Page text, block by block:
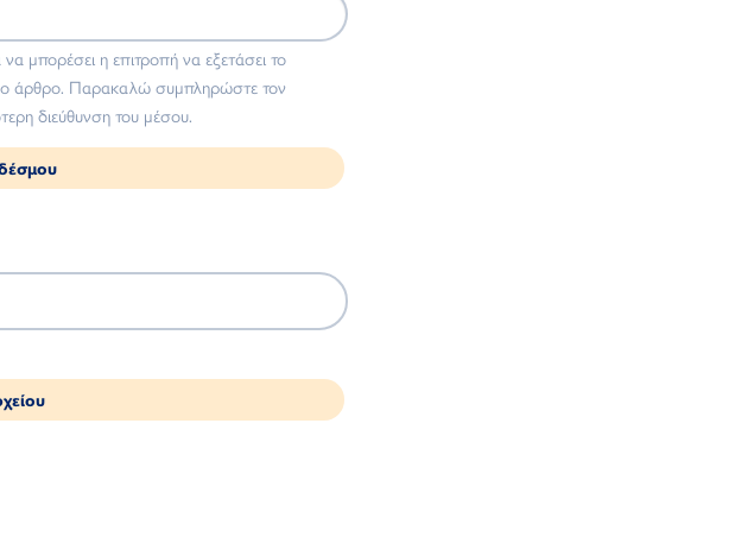
μπορέσει η επιτροπή να εξετάσει το
άρθρο. Παρακαλώ συμπληρώστε τον
διεύθυνση του μέσου.